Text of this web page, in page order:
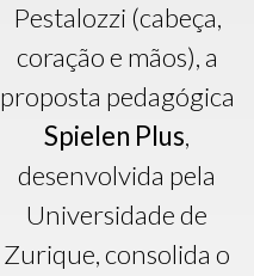
Pestalozzi (cabeça,
coração e mãos), a
proposta pedagógica
Spielen Plus,
desenvolvida pela
Universidade de
Zurique, consolida o